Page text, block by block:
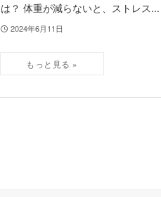
は？ 体重が減らないと、ストレス...
2024年6月11日